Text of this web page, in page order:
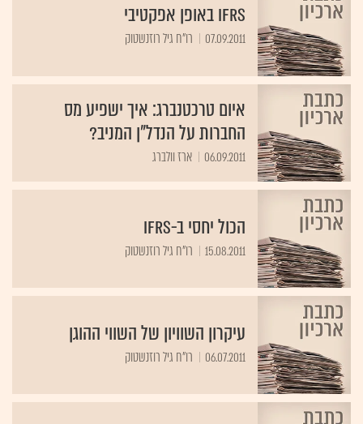
IFRS באופן אפקטיבי
07.09.2011 רו"ח גיל רוזנשטוק
איום טרכטנברג: איך ישפיע מס
החברות על הנדל"ן המניב?
06.09.2011 ארז וולברג
הכול יחסי ב-IFRS
15.08.2011 רו"ח גיל רוזנשטוק
עיקרון השוויון של השווי ההוגן
06.07.2011 רו"ח גיל רוזנשטוק